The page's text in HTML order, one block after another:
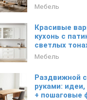
Мебель
Красивые
кухонь с
светлых
Мебель
Раздвижной
руками: идеи,
+ пошаговые